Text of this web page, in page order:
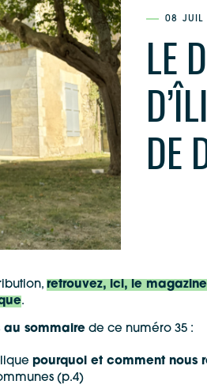
08 JUIL
LE
DE
retrouvez, ici, le
.
sommairede ce numéro 35 :
pourquoi et comment nous
(p.4)
is disabled. Allow